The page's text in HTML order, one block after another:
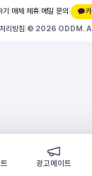
기 매체 제휴 메일 문의 |
리방침 © 2026 ODDM.
광고메이트